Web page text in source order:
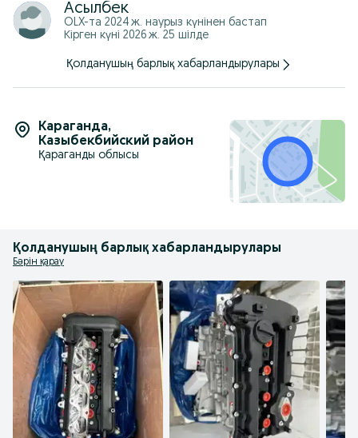
Асылбек
OLX-та 2024 ж. наурыз күнінен бастап
Кірген күні 2026 ж. 25 шілде
Қолданушың барлық хабарландырулары
Караганда,
Казыбекбийский район
Қараганды облысы
Қолданушың барлық хабарландырулары
Бәрін қарау